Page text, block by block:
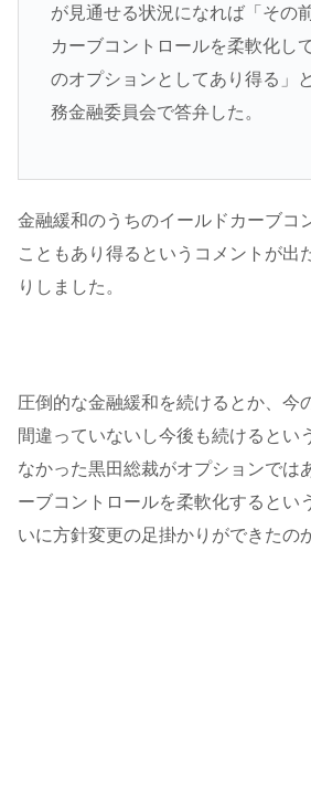
が見通せる状況になれば「その
カーブコントロールを柔軟化し
のオプションとしてあり得る」
務金融委員会で答弁した。
金融緩和のうちのイールドカーブコ
こともあり得るというコメントが出
りしました。
圧倒的な金融緩和を続けるとか、今
間違っていないし今後も続けるとい
なかった黒田総裁がオプションでは
ーブコントロールを柔軟化するとい
いに方針変更の足掛かりができたの